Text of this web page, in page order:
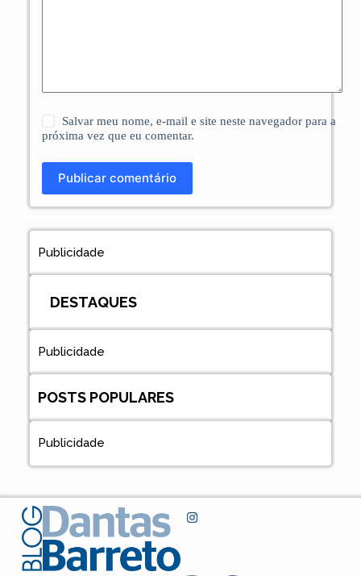
Salvar meu nome, e-mail e site neste navegador para a
próxima vez que eu comentar.
Publicar comentário
Publicidade
DESTAQUES
Publicidade
POSTS POPULARES
Publicidade